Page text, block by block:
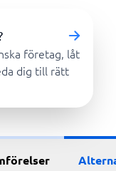
företag, låt
dig till rätt